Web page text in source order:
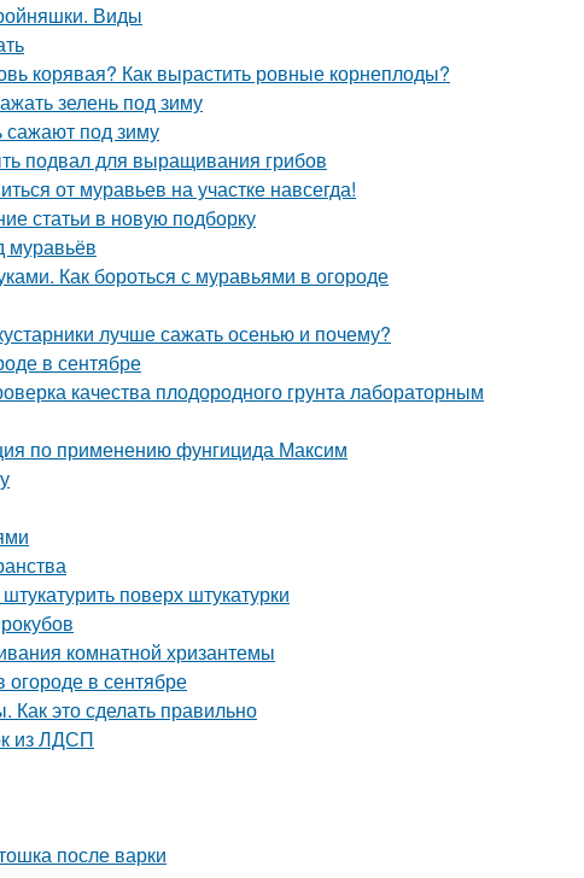
Виды
корявая? Как вырастить ровные корнеплоды?
зелень под зиму
сажают под зиму
подвал для выращивания грибов
от муравьев на участке навсегда!
статьи в новую подборку
муравьёв
Как бороться с муравьями в огороде
лучше сажать осенью и почему?
в сентябре
качества плодородного грунта лабораторным
по применению фунгицида Максим
поверх штукатурки
комнатной хризантемы
в сентябре
это сделать правильно
из ЛДСП
после варки